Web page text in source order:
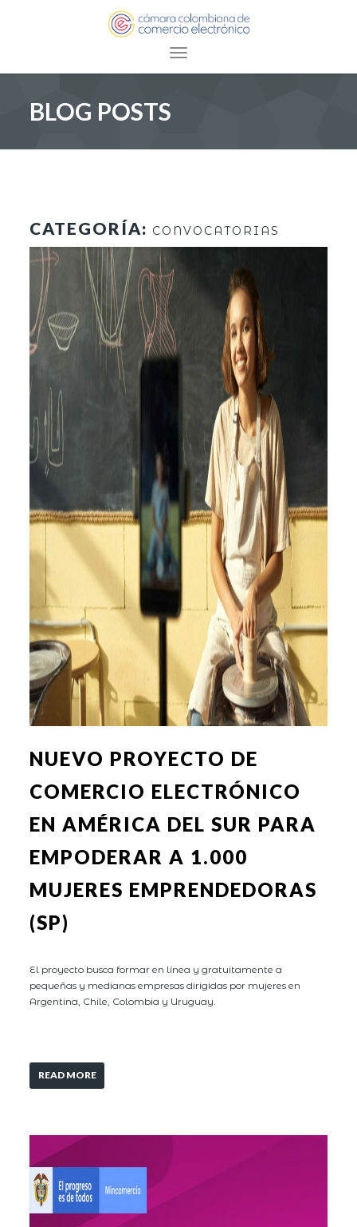
Toggle navigation
BLOG POSTS
CATEGORÍA: CONVOCATORIAS
NUEVO PROYECTO DE
COMERCIO ELECTRÓNICO
EN AMÉRICA DEL SUR PARA
EMPODERAR A 1.000
MUJERES EMPRENDEDORAS
(SP)
El proyecto busca formar en línea y gratuitamente a
pequeñas y medianas empresas dirigidas por mujeres en
Argentina, Chile, Colombia y Uruguay.
READ MORE